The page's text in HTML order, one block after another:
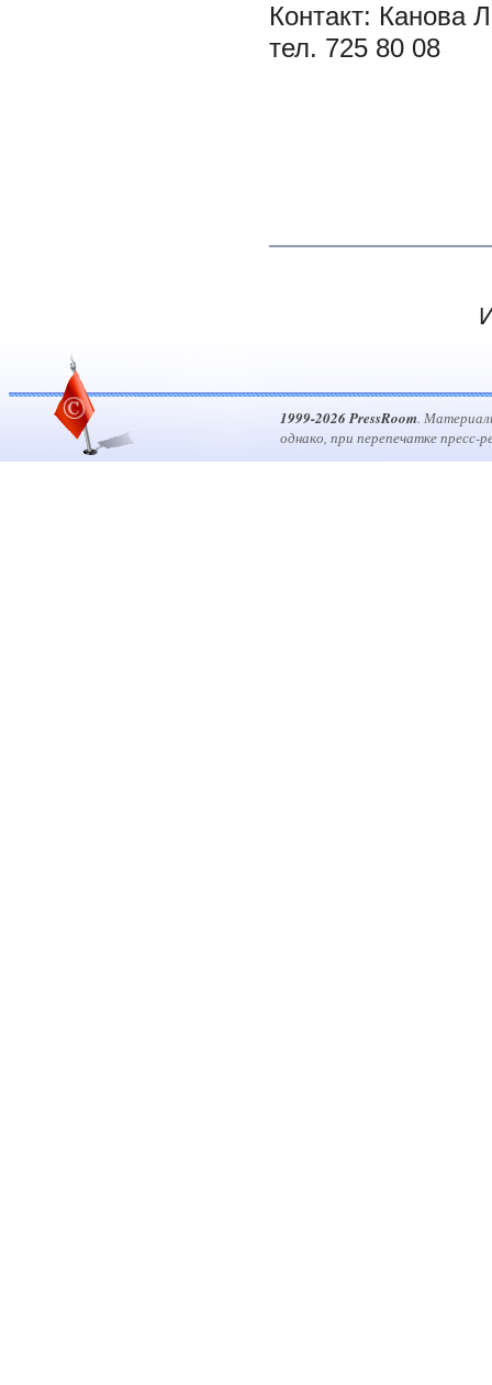
Контакт: Канова
тел. 725 80 08
1999-2026 PressRoom.
однако, при перепечатке пресс-